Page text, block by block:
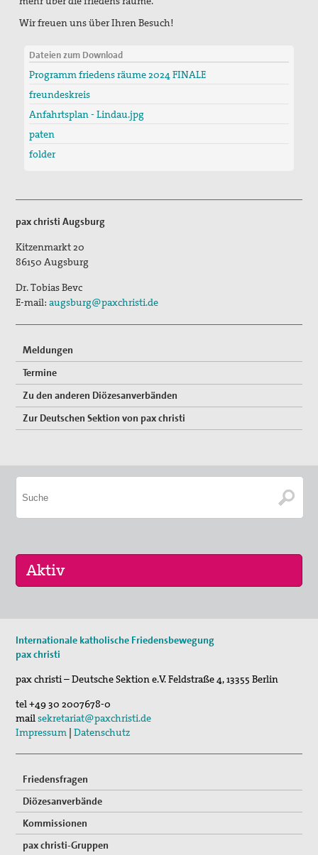
Gewissensberatung zu Fragen im Kontext des neuen
Suche
Wir freuen uns über Ihren Besuch!
Dateien zum Download
Programm friedens räume 2024 FINALE
freundeskreis
Anfahrtsplan - Lindau.jpg
paten
folder
pax christi Augsburg
Kitzenmarkt 20
86150 Augsburg
Dr. Tobias Bevc
E-mail:augsburg@paxchristi.de
Meldungen
Termine
Zu den anderen Diözesanverbänden
Zur Deutschen Sektion von pax christi
„Menschen der Gewaltfreiheit – erinnert in Ze…
Roter Faden Frieden-Generationsübergreifende …
Internationale katholische Friedensbewegung
pax christi
pax christi – Deutsche Sektion e.V.Feldstraße 4,13355 Berlin
tel+49 30 2007678-0
mailsekretariat@paxchristi.de
Impressum |Datenschutz
Friedensfragen
Diözesanverbände
Kommissionen
pax christi-Gruppen